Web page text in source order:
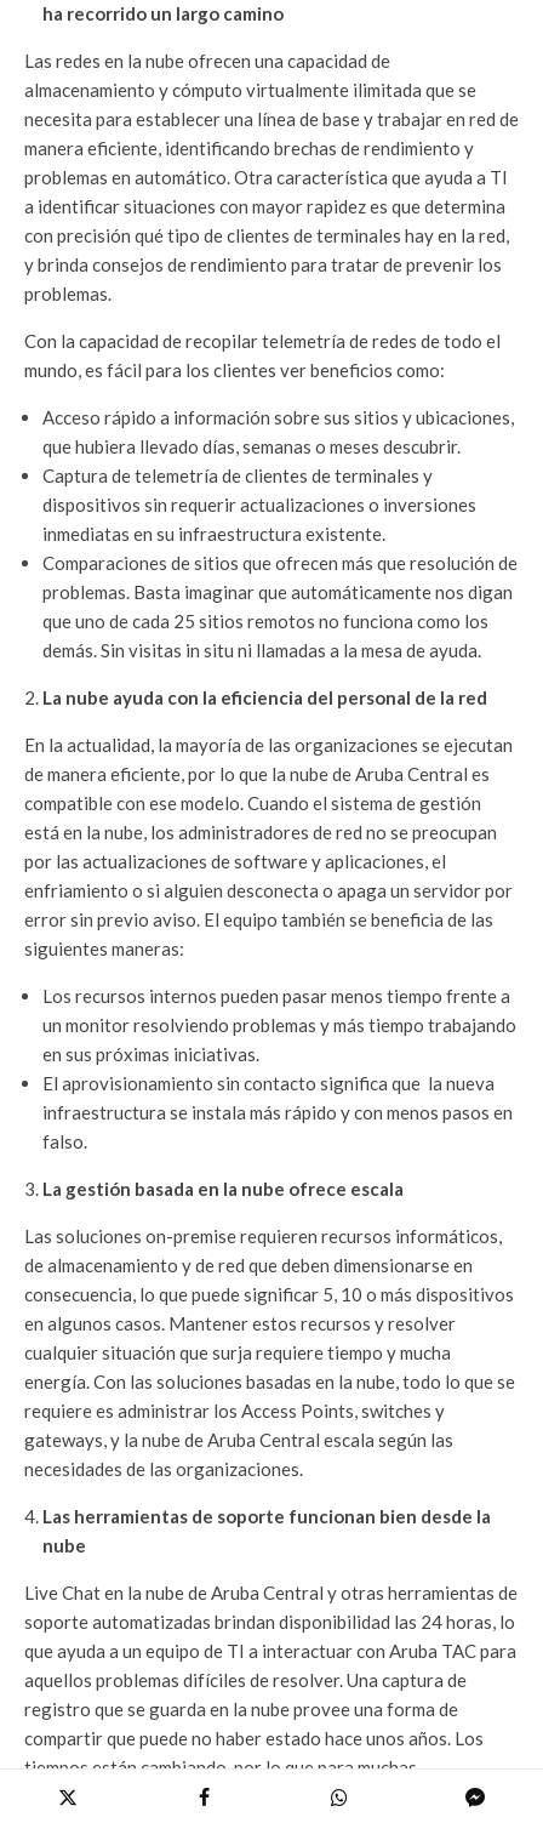
ha recorrido un largo camino
Las redes en la nube ofrecen una capacidad de
almacenamiento y cómputo virtualmente ilimitada que se
necesita para establecer una línea de base y trabajar en red de
manera eficiente, identificando brechas de rendimiento y
problemas en automático. Otra característica que ayuda a TI
a identificar situaciones con mayor rapidez es que determina
con precisión qué tipo de clientes de terminales hay en la red,
y brinda consejos de rendimiento para tratar de prevenir los
problemas.
Con la capacidad de recopilar telemetría de redes de todo el
mundo, es fácil para los clientes ver beneficios como:
Acceso rápido a información sobre sus sitios y ubicaciones,
que hubiera llevado días, semanas o meses descubrir.
Captura de telemetría de clientes de terminales y
dispositivos sin requerir actualizaciones o inversiones
inmediatas en su infraestructura existente.
Comparaciones de sitios que ofrecen más que resolución de
problemas. Basta imaginar que automáticamente nos digan
que uno de cada 25 sitios remotos no funciona como los
demás. Sin visitas in situ ni llamadas a la mesa de ayuda.
La nube ayuda con la eficiencia del personal de la red
En la actualidad, la mayoría de las organizaciones se ejecutan
de manera eficiente, por lo que la nube de Aruba Central es
compatible con ese modelo. Cuando el sistema de gestión
está en la nube, los administradores de red no se preocupan
por las actualizaciones de software y aplicaciones, el
enfriamiento o si alguien desconecta o apaga un servidor por
error sin previo aviso. El equipo también se beneficia de las
siguientes maneras:
Los recursos internos pueden pasar menos tiempo frente a
un monitor resolviendo problemas y más tiempo trabajando
en sus próximas iniciativas.
El aprovisionamiento sin contacto significa que la nueva
infraestructura se instala más rápido y con menos pasos en
falso.
La gestión basada en la nube ofrece escala
Las soluciones on-premise requieren recursos informáticos,
de almacenamiento y de red que deben dimensionarse en
consecuencia, lo que puede significar 5, 10 o más dispositivos
en algunos casos. Mantener estos recursos y resolver
cualquier situación que surja requiere tiempo y mucha
energía. Con las soluciones basadas en la nube, todo lo que se
requiere es administrar los Access Points, switches y
gateways, y la nube de Aruba Central escala según las
necesidades de las organizaciones.
Las herramientas de soporte funcionan bien desde la
nube
Live Chat en la nube de Aruba Central y otras herramientas de
soporte automatizadas brindan disponibilidad las 24 horas, lo
que ayuda a un equipo de TI a interactuar con Aruba TAC para
aquellos problemas difíciles de resolver. Una captura de
registro que se guarda en la nube provee una forma de
compartir que puede no haber estado hace unos años. Los
tiempos están cambiando, por lo que para muchas
organizaciones estos servicios basados en la nube se están